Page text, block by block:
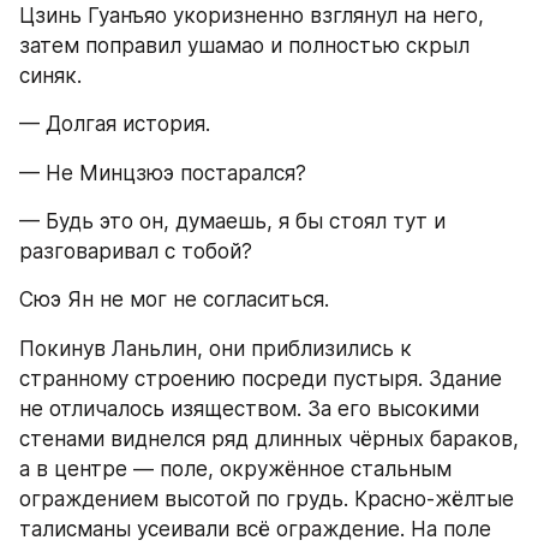
Цзинь Гуанъяо укоризненно взглянул на него,
затем поправил ушамао и полностью скрыл
синяк.
— Долгая история.
— Не Минцзюэ постарался?
— Будь это он, думаешь, я бы стоял тут и
разговаривал с тобой?
Сюэ Ян не мог не согласиться.
Покинув Ланьлин, они приблизились к
странному строению посреди пустыря. Здание
не отличалось изяществом. За его высокими
стенами виднелся ряд длинных чёрных бараков,
а в центре — поле, окружённое стальным
ограждением высотой по грудь. Красно-жёлтые
талисманы усеивали всё ограждение. На поле